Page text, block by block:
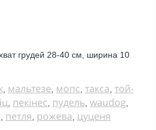
грудей 28-40 см, ширина 10
мальтезе мопс такса той-
пекінес пудель waudog
петля рожева цуценя